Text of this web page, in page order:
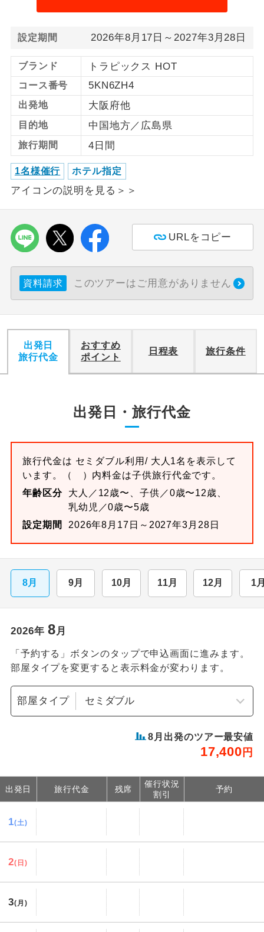
設定期間 2026年8月17日～2027年3月28日
ブランド トラピックス HOT
コース番号 5KN6ZH4
出発地 大阪府他
目的地 中国地方／広島県
旅行期間 4日間
1名様催行 ホテル指定
アイコンの説明を見る＞＞
URLをコピー
資料請求 このツアーはご用意がありません
出発日
旅行代金
おすすめ
ポイント
日程表 旅行条件
出発日・旅行代金
旅行代金は セミダブル利用/ 大人1名を表示して
います。
（ ）内料金は子供旅行代金です。
年齢区分
大人／12歳〜、子供／0歳〜12歳、
乳幼児／0歳〜5歳
設定期間
2026年8月17日～2027年3月28日
8月 9月 10月 11月 12月 1
2026年 8月
「予約する」ボタンのタップで申込画面に進みます。
部屋タイプを変更すると表示料金が変わります。
部屋タイプ
8 月出発のツアー最安値
17,400 円
出発日 旅行代金 残席
催行状況
割引
予約
1(土)
2(日)
3(月)
1名様1室同代
1名様1室利用でも追加料金がかからない
ご夫婦限定
す。
女性限定
女性限定でご参加いただけるコースで
す。
年齢制限あり
ご参加にあたり年齢に制限があるコース
です。
航空会社指定
利用航空会社が指定なので、ご出発の計
画にとても便利です。
おひとり様バ
ス2席利用
おひとり様でバス席を2席利⽤できま
す。